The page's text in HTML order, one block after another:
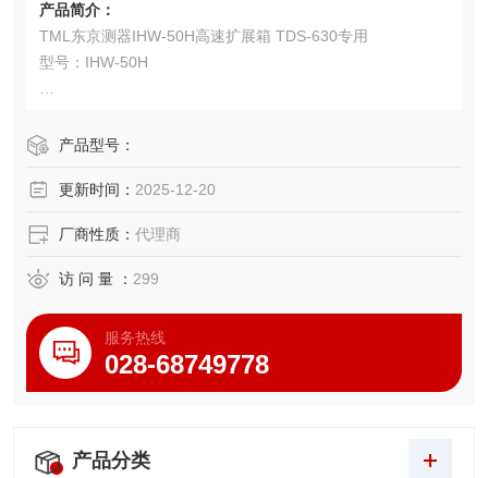
产品简介：
TML东京测器IHW-50H高速扩展箱 TDS-630专用
型号：IHW-50H
用。每台IHW-50H有50通道，可测量应变计、热电偶、铂测
产品型号：
更新时间： 2025-12-20
厂商性质： 代理商
访 问 量 ： 299
服务热线
028-68749778
产品分类